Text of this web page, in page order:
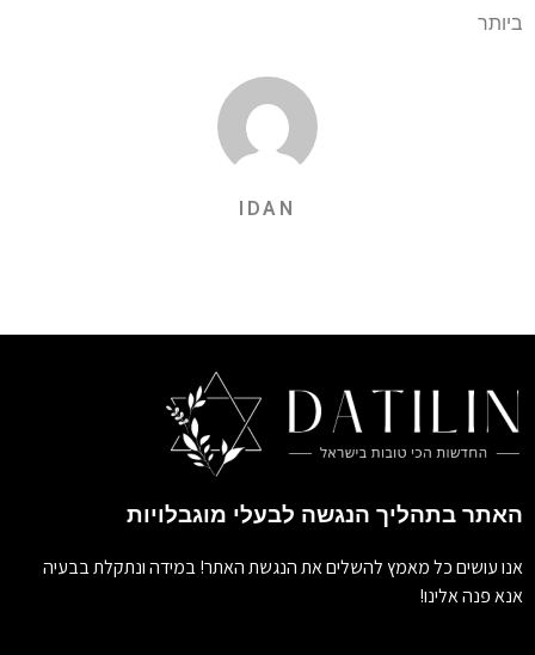
ביותר
IDAN
האתר בתהליך הנגשה לבעלי מוגבלויות
אנו עושים כל מאמץ להשלים את הנגשת האתר! במידה ונתקלת בבעיה
אנא פנה אלינו!